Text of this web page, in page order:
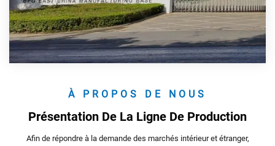
À PROPOS DE NOUS
Présentation De La Ligne De Production
Afin de répondre à la demande des marchés intérieur et étranger,